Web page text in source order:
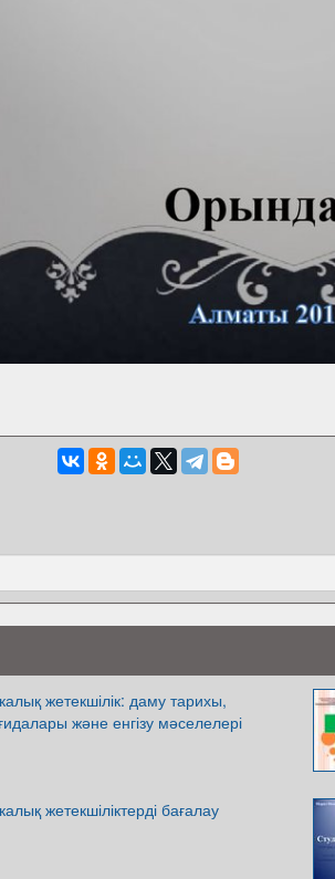
жетекшілік: даму тарихы,
және енгізу мәселелері
жетекшіліктерді бағалау